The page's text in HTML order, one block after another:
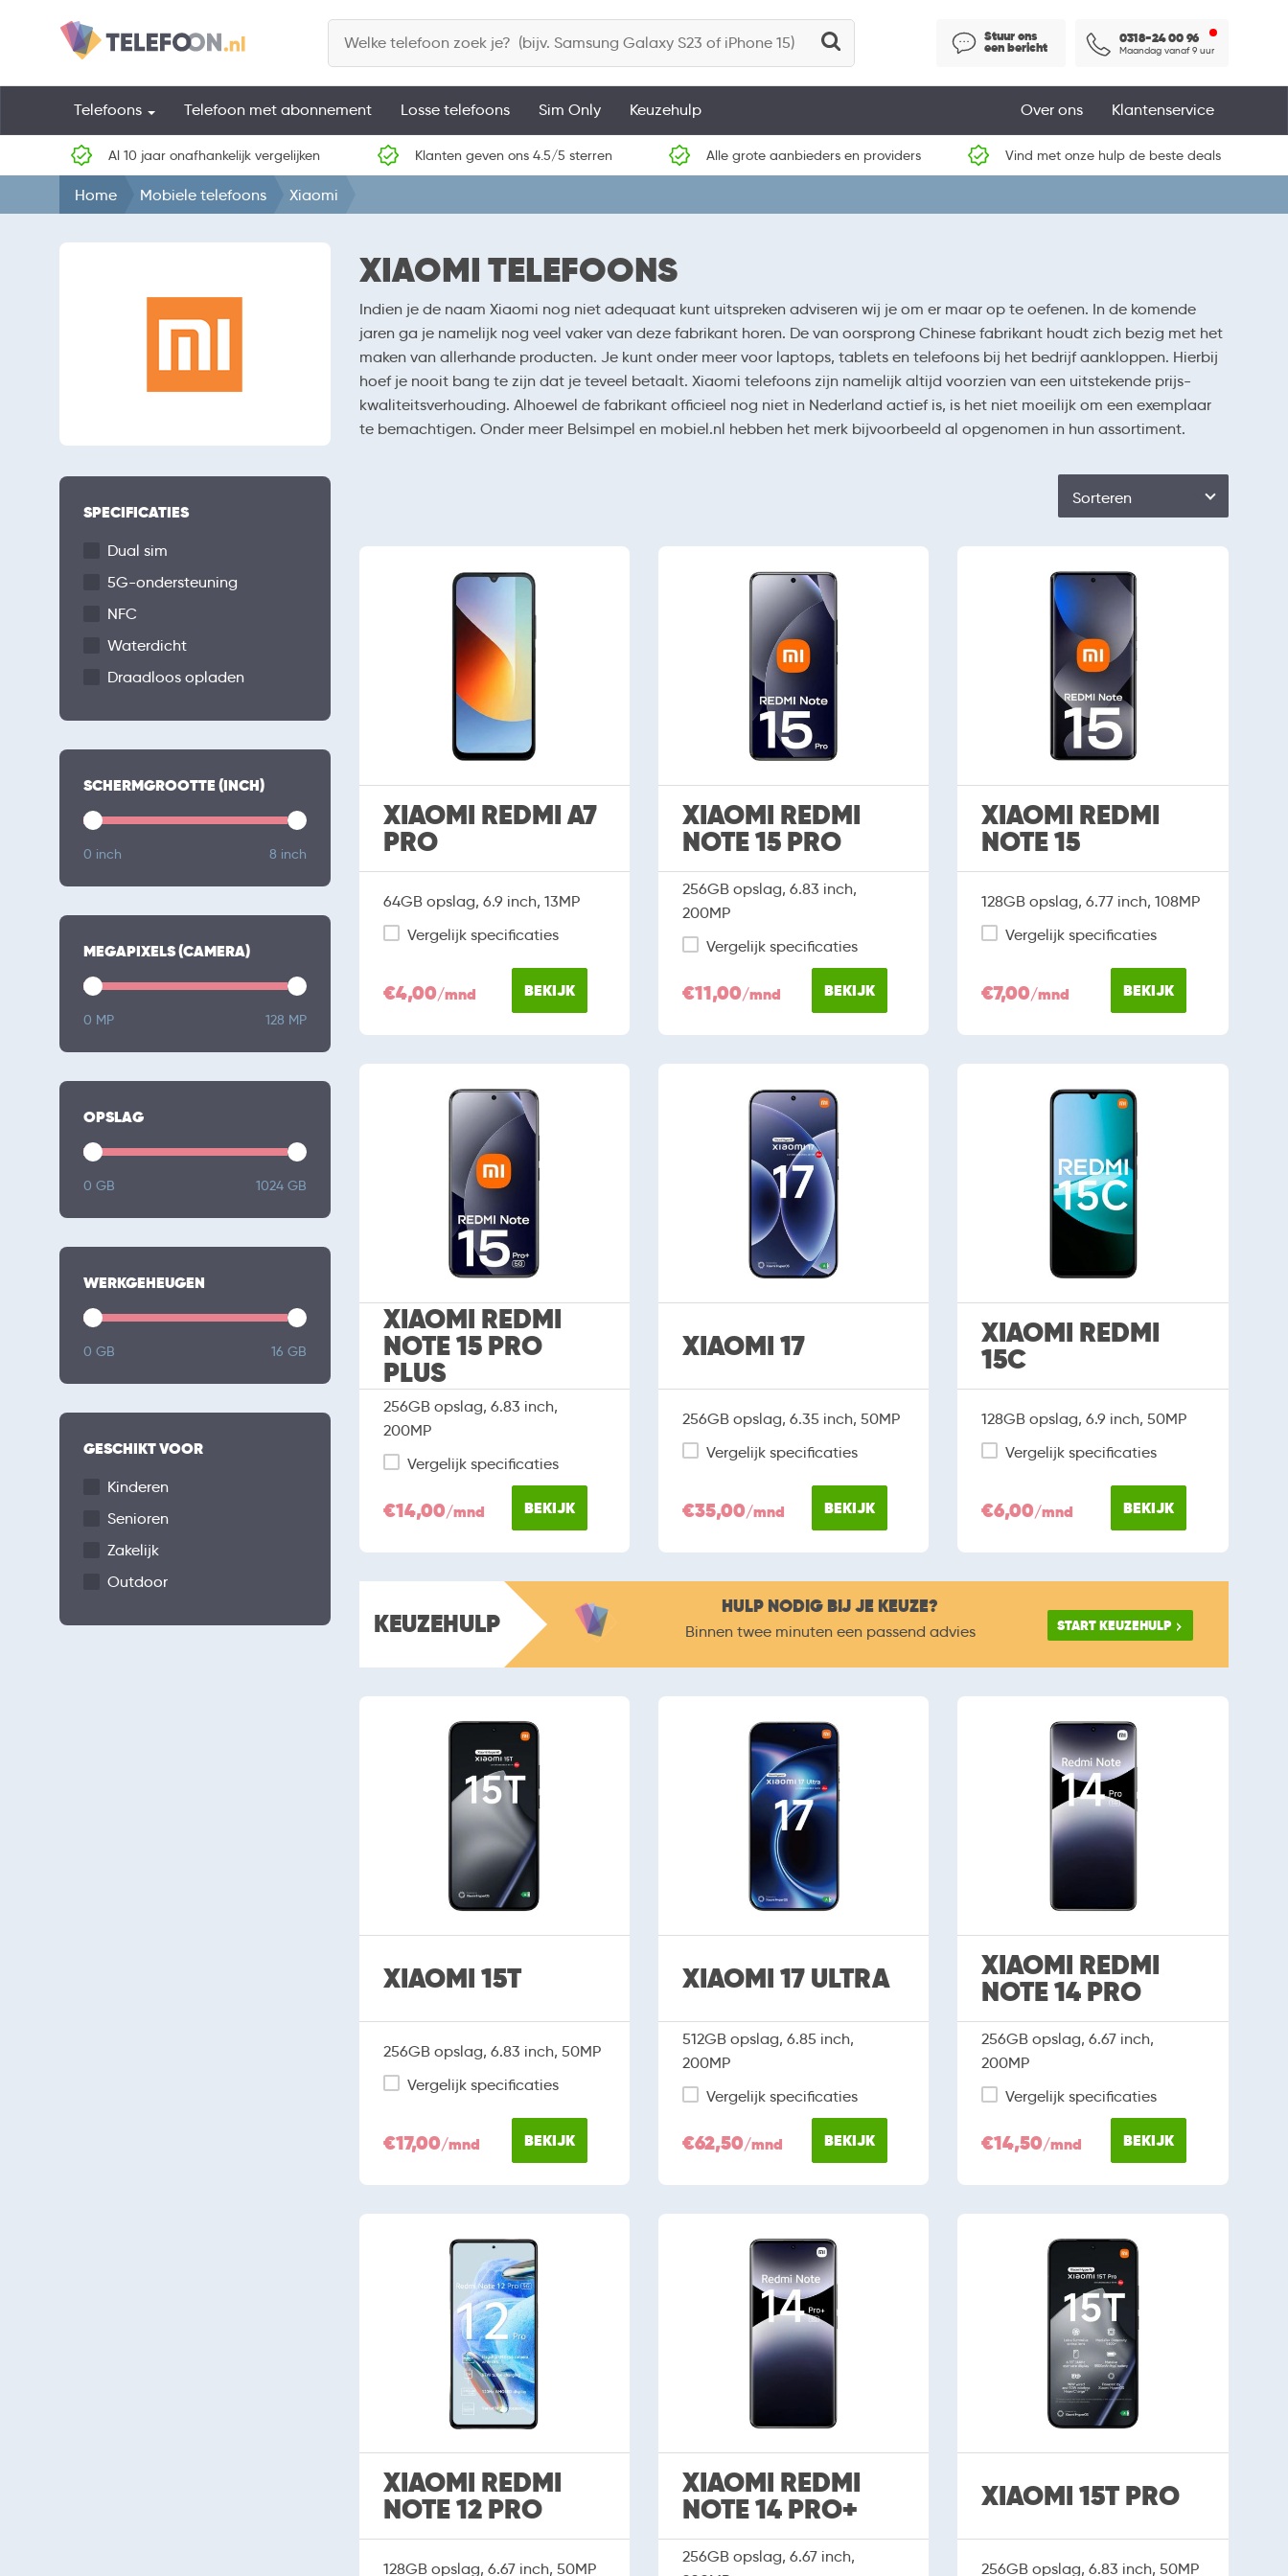
Stuur ons
een bericht
0318-24 00 96
Maandag vanaf 9 uur
Telefoons Telefoon met abonnement Losse telefoons Sim Only Keuzehulp Klantenservice
Over ons
Al 10 jaar onafhankelijk vergelijken Klanten geven ons 4.5/5 sterren Alle grote aanbieders en providers Vind met onze hulp de beste deals
Home Mobiele telefoons Xiaomi
XIAOMI TELEFOONS
Indien je de naam Xiaomi nog niet adequaat kunt uitspreken adviseren wij je om er maar op te oefenen. In de komende
jaren ga je namelijk nog veel vaker van deze fabrikant horen. De van oorsprong Chinese fabrikant houdt zich bezig met het
maken van allerhande producten. Je kunt onder meer voor laptops, tablets en telefoons bij het bedrijf aankloppen. Hierbij
hoef je nooit bang te zijn dat je teveel betaalt. Xiaomi telefoons zijn namelijk altijd voorzien van een uitstekende prijs-
kwaliteitsverhouding. Alhoewel de fabrikant officieel nog niet in Nederland actief is, is het niet moeilijk om een exemplaar
te bemachtigen. Onder meer Belsimpel en mobiel.nl hebben het merk bijvoorbeeld al opgenomen in hun assortiment.
Sorteren
SPECIFICATIES
Dual sim
5G-ondersteuning
NFC
Waterdicht
Draadloos opladen
SCHERMGROOTTE (INCH)
0 inch 8 inch
MEGAPIXELS (CAMERA)
0 MP 128 MP
OPSLAG
0 GB 1024 GB
WERKGEHEUGEN
0 GB 16 GB
GESCHIKT VOOR
Kinderen
Senioren
Zakelijk
Outdoor
XIAOMI REDMI A7
PRO
64GB opslag, 6.9 inch, 13MP
Vergelijk specificaties
€4,00/mnd BEKIJK
XIAOMI REDMI
NOTE 15 PRO
256GB opslag, 6.83 inch,
200MP
Vergelijk specificaties
€11,00/mnd BEKIJK
XIAOMI REDMI
NOTE 15
128GB opslag, 6.77 inch, 108MP
Vergelijk specificaties
€7,00/mnd BEKIJK
XIAOMI REDMI
NOTE 15 PRO
PLUS
256GB opslag, 6.83 inch,
200MP
Vergelijk specificaties
€14,00/mnd BEKIJK
XIAOMI 17
256GB opslag, 6.35 inch, 50MP
Vergelijk specificaties
€35,00/mnd BEKIJK
XIAOMI REDMI
15C
128GB opslag, 6.9 inch, 50MP
Vergelijk specificaties
€6,00/mnd BEKIJK
KEUZEHULP
HULP NODIG BIJ JE KEUZE?
Binnen twee minuten een passend advies START KEUZEHULP
XIAOMI 15T
256GB opslag, 6.83 inch, 50MP
Vergelijk specificaties
€17,00/mnd BEKIJK
XIAOMI 17 ULTRA
512GB opslag, 6.85 inch,
200MP
Vergelijk specificaties
€62,50/mnd BEKIJK
XIAOMI REDMI
NOTE 14 PRO
256GB opslag, 6.67 inch,
200MP
Vergelijk specificaties
€14,50/mnd BEKIJK
XIAOMI REDMI
NOTE 12 PRO
128GB opslag, 6.67 inch, 50MP
XIAOMI REDMI
NOTE 14 PRO+
256GB opslag, 6.67 inch,
XIAOMI 15T PRO
256GB opslag, 6.83 inch, 50MP